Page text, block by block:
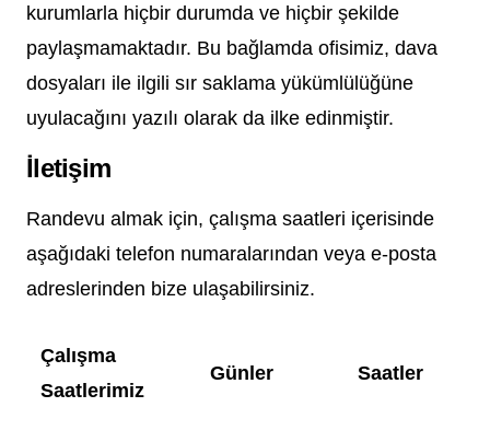
kurumlarla hiçbir durumda ve hiçbir şekilde
paylaşmamaktadır. Bu bağlamda ofisimiz, dava
dosyaları ile ilgili sır saklama yükümlülüğüne
uyulacağını yazılı olarak da ilke edinmiştir.
İletişim
Randevu almak için, çalışma saatleri içerisinde
aşağıdaki telefon numaralarından veya e-posta
adreslerinden bize ulaşabilirsiniz.
Çalışma
Saatlerimiz
Günler Saatler